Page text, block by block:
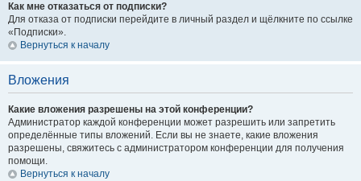
Как мне отказаться от подписки?
Для отказа от подписки перейдите в личный раздел и щёлкните по ссылке
«Подписки».
Вернуться к началу
Вложения
Какие вложения разрешены на этой конференции?
Администратор каждой конференции может разрешить или запретить
определённые типы вложений. Если вы не знаете, какие вложения
разрешены, свяжитесь с администратором конференции для получения
помощи.
Вернуться к началу